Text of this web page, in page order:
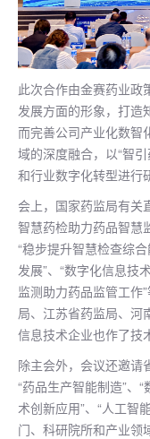
此次合作由金赛药业政
发展方面的形象，打造
而完善公司产业化数智
域的深度融合，以“智
和行业数字化转型进行
会上，国家药监局有关
智慧药检助力药品智慧
“稳步提升智慧检查综
发展”、“数字化信息技
监测助力药品监管工作
局、江苏省药监局、河
信息技术企业也作了技
除主会外，会议还邀请
“药品生产智能制造”、
术创新应用”、“人工智
门、科研院所和产业领